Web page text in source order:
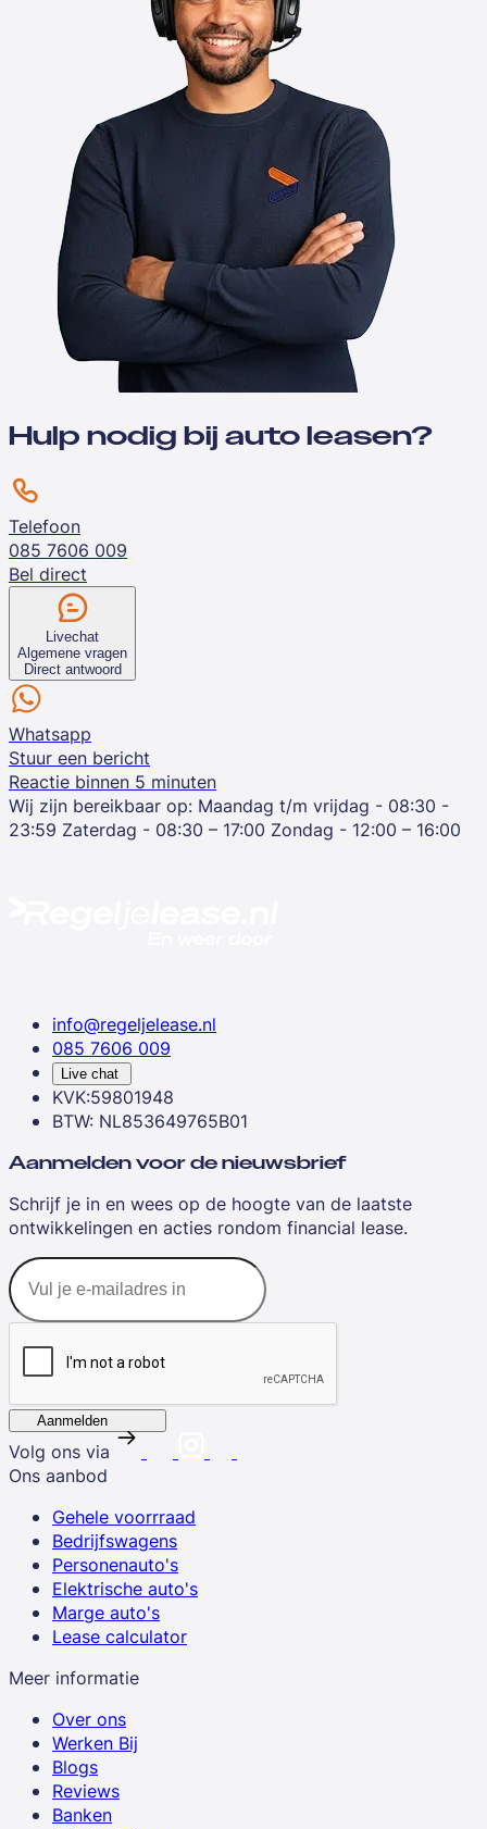
Hulp nodig bij auto leasen?
Telefoon
085 7606 009
Bel direct
Livechat
Algemene vragen
Direct antwoord
Whatsapp
Stuur een bericht
Reactie binnen 5 minuten
Wij zijn bereikbaar op: Maandag t/m vrijdag - 08:30 -
23:59 Zaterdag - 08:30 – 17:00 Zondag - 12:00 – 16:00
info@regeljelease.nl
085 7606 009
Live chat
KVK:59801948
BTW: NL853649765B01
Aanmelden voor de nieuwsbrief
Schrijf je in en wees op de hoogte van de laatste
ontwikkelingen en acties rondom financial lease.
Aanmelden
Volg ons via
Ons aanbod
Gehele voorrraad
Bedrijfswagens
Personenauto's
Elektrische auto's
Marge auto's
Lease calculator
Meer informatie
Over ons
Werken Bij
Blogs
Reviews
Banken